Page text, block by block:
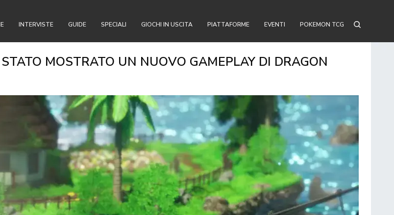
INTERVISTE GUIDE SPECIALI GIOCHI IN USCITA PIATTAFORME EVENTI POKEMON TCG
MOSTRATO UN NUOVO GAMEPLAY DI DRAGON